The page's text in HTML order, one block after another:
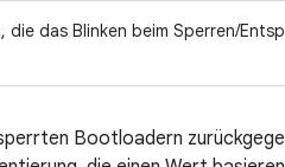
das Blinken beim Sperren/
Bootloadern